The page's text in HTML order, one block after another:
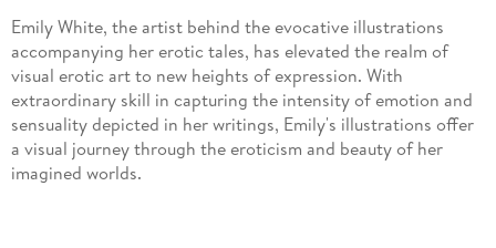
Emily White, the artist behind the evocative illustrations
accompanying her erotic tales, has elevated the realm of
visual erotic art to new heights of expression. With
extraordinary skill in capturing the intensity of emotion and
sensuality depicted in her writings, Emily's illustrations offer
a visual journey through the eroticism and beauty of her
imagined worlds.